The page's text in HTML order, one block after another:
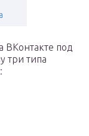
ВКонтакте под
три типа